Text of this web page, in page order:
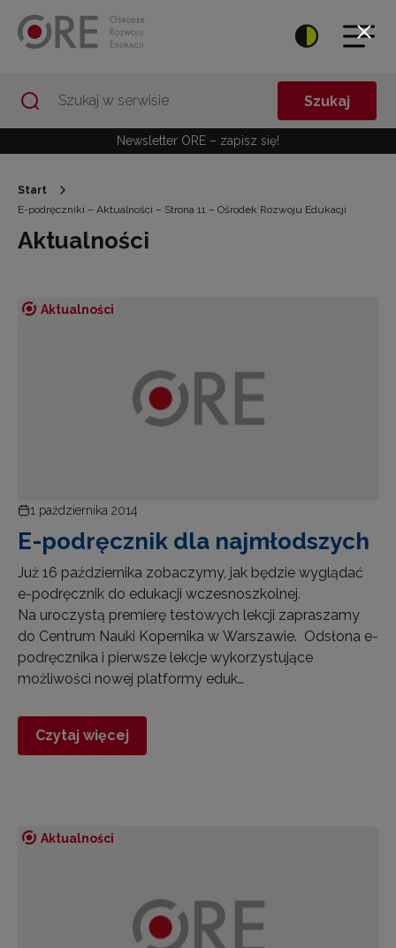
Szukaj
Newsletter ORE – zapisz się!
Start
E-podręczniki – Aktualności – Strona 11 – Ośrodek Rozwoju Edukacji
Aktualności
Aktualności
1 października 2014
E-podręcznik dla najmłodszych
Już 16 października zobaczymy, jak będzie wyglądać
e-podręcznik do edukacji wczesnoszkolnej.
Na uroczystą premierę testowych lekcji zapraszamy
do Centrum Nauki Kopernika w Warszawie. Odsłona e-
podręcznika i pierwsze lekcje wykorzystujące
możliwości nowej platformy eduk…
Czytaj więcej
Aktualności